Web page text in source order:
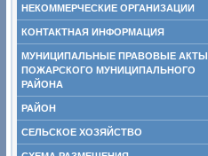
НЕКОММЕРЧЕСКИЕ ОРГАНИЗАЦИИ
КОНТАКТНАЯ ИНФОРМАЦИЯ
МУНИЦИПАЛЬНЫЕ ПРАВОВЫЕ АКТЫ
ПОЖАРСКОГО МУНИЦИПАЛЬНОГО
РАЙОНА
РАЙОН
СЕЛЬСКОЕ ХОЗЯЙСТВО